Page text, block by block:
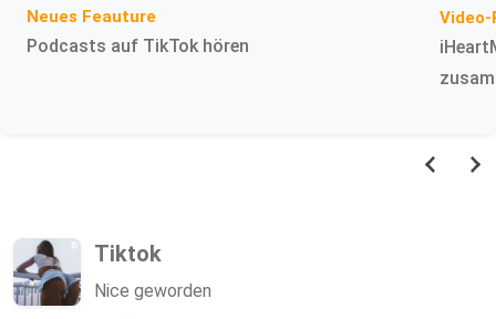
Tiktok
Nice geworden
Neues Feauture
Podcasts auf TikTok hören